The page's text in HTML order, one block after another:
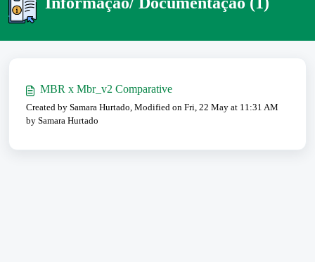
MBR x Mbr_v2 Comparative
Created by Samara Hurtado, Modified on Fri, 22 May at 11:31 AM
by Samara Hurtado